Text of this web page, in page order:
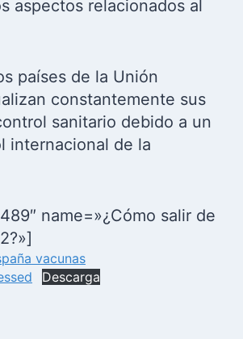
aspectos relacionados al
países de la Unión
constantemente sus
sanitario debido a un
internacional de la
name=»¿Cómo salir de
vacunas
Descarga